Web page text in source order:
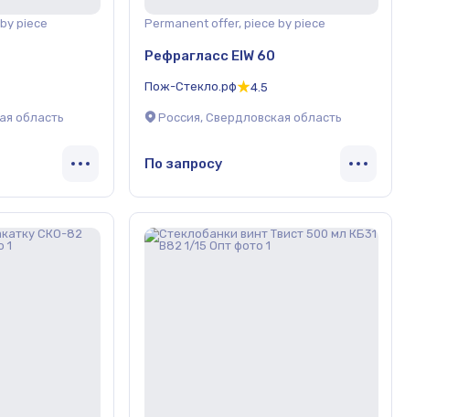
piece
область
Permanent offer, piece by piece
Рефрагласс EIW 60
Пож-Стекло.рф 4.5
Россия, Свердловская область
По запросу